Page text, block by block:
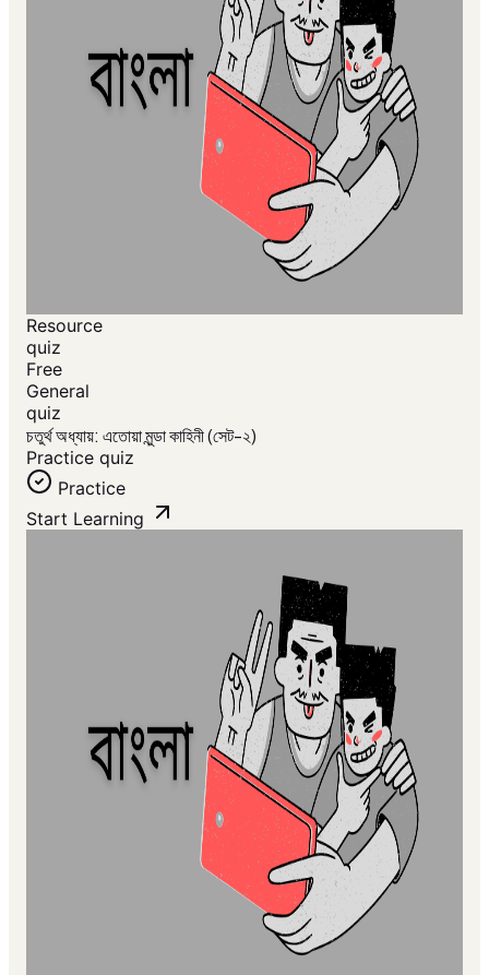
Resource
quiz
Free
General
quiz
চতুর্থ অধ্যায়: এতোয়া মুন্ডা কাহিনী (সেট-২)
Practice quiz
Practice
Start Learning